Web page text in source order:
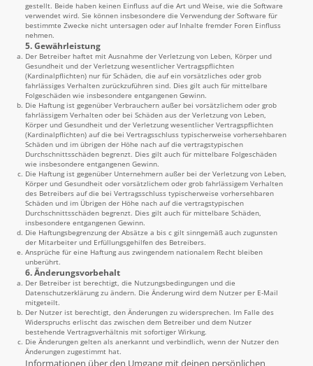
gestellt. Beide haben keinen Einfluss auf die Art und Weise, wie die Software
verwendet wird. Sie können insbesondere die Verwendung der Software für
bestimmte Zwecke nicht untersagen oder auf Inhalte fremder Foren Einfluss
nehmen.
5. Gewährleistung
Der Betreiber haftet mit Ausnahme der Verletzung von Leben, Körper und
Gesundheit und der Verletzung wesentlicher Vertragspflichten
(Kardinalpflichten) nur für Schäden, die auf ein vorsätzliches oder grob
fahrlässiges Verhalten zurückzuführen sind. Dies gilt auch für mittelbare
Folgeschäden wie insbesondere entgangenen Gewinn.
Die Haftung ist gegenüber Verbrauchern außer bei vorsätzlichem oder grob
fahrlässigem Verhalten oder bei Schäden aus der Verletzung von Leben,
Körper und Gesundheit und der Verletzung wesentlicher Vertragspflichten
(Kardinalpflichten) auf die bei Vertragsschluss typischerweise vorhersehbaren
Schäden und im übrigen der Höhe nach auf die vertragstypischen
Durchschnittsschäden begrenzt. Dies gilt auch für mittelbare Folgeschäden
wie insbesondere entgangenen Gewinn.
Die Haftung ist gegenüber Unternehmern außer bei der Verletzung von Leben,
Körper und Gesundheit oder vorsätzlichem oder grob fahrlässigem Verhalten
des Betreibers auf die bei Vertragsschluss typischerweise vorhersehbaren
Schäden und im Übrigen der Höhe nach auf die vertragstypischen
Durchschnittsschäden begrenzt. Dies gilt auch für mittelbare Schäden,
insbesondere entgangenen Gewinn.
Die Haftungsbegrenzung der Absätze a bis c gilt sinngemäß auch zugunsten
der Mitarbeiter und Erfüllungsgehilfen des Betreibers.
Ansprüche für eine Haftung aus zwingendem nationalem Recht bleiben
unberührt.
6. Änderungsvorbehalt
Der Betreiber ist berechtigt, die Nutzungsbedingungen und die
Datenschutzerklärung zu ändern. Die Änderung wird dem Nutzer per E-Mail
mitgeteilt.
Der Nutzer ist berechtigt, den Änderungen zu widersprechen. Im Falle des
Widerspruchs erlischt das zwischen dem Betreiber und dem Nutzer
bestehende Vertragsverhältnis mit sofortiger Wirkung.
Die Änderungen gelten als anerkannt und verbindlich, wenn der Nutzer den
Änderungen zugestimmt hat.
Informationen über den Umgang mit deinen persönlichen